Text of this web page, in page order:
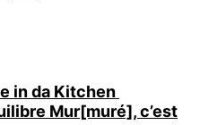
in da Kitchen
Mur[muré], c’est